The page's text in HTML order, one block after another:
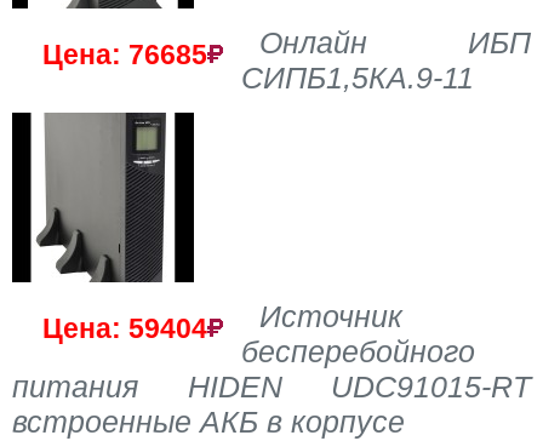
Цена: 76685
Онлайн ИБП
СИПБ1,5КА.9-11
Цена: 59404
Источник
бесперебойного
питания HIDEN UDC91015-RT
встроенные АКБ в корпусе